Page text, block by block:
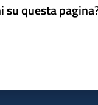
su questa